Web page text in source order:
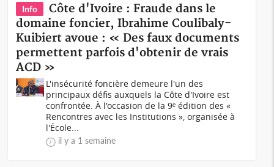
Info
Côte d'Ivoire : Fraude dans le
domaine foncier, Ibrahime Coulibaly-
Kuibiert avoue : « Des faux documents
permettent parfois d'obtenir de vrais
ACD »
L'insécurité foncière demeure l'un des
principaux défis auxquels la Côte d'Ivoire est
confrontée. À l'occasion de la 9ᵉ édition des «
Rencontres avec les Institutions », organisée à
l'École...
il y a 1 semaine